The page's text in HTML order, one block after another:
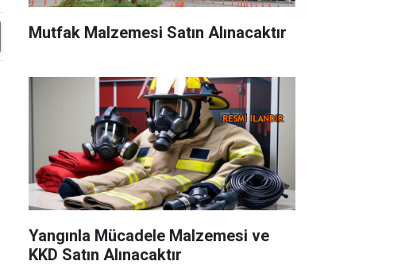
Mutfak Malzemesi Satın Alınacaktır
Yangınla Mücadele Malzemesi ve
KKD Satın Alınacaktır